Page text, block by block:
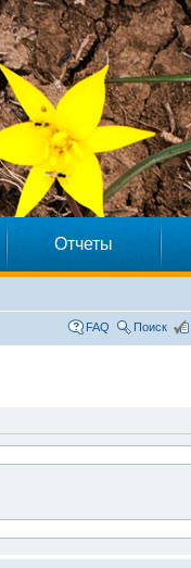
Отчеты
FAQ Поиск